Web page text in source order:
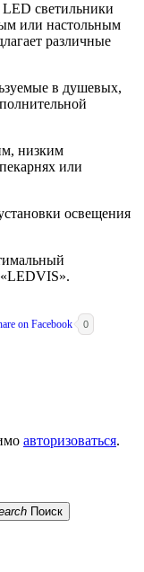
светильники
или настольным
различные
в душевых,
низким
или
освещения
0
авторизоваться.
Поиск